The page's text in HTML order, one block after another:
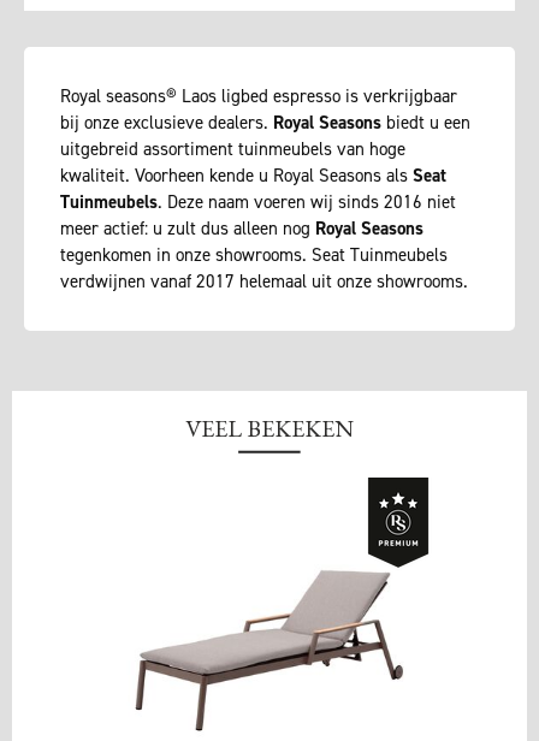
Royal seasons® Laos ligbed espresso is verkrijgbaar
bij onze exclusieve dealers. Royal Seasons biedt u een
uitgebreid assortiment tuinmeubels van hoge
kwaliteit. Voorheen kende u Royal Seasons als Seat
Tuinmeubels. Deze naam voeren wij sinds 2016 niet
meer actief: u zult dus alleen nog Royal Seasons
tegenkomen in onze showrooms. Seat Tuinmeubels
verdwijnen vanaf 2017 helemaal uit onze showrooms.
VEEL BEKEKEN